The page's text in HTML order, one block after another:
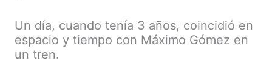
Un día, cuando tenía 3 años, coincidió en
espacio y tiempo con Máximo Gómez en
un tren.